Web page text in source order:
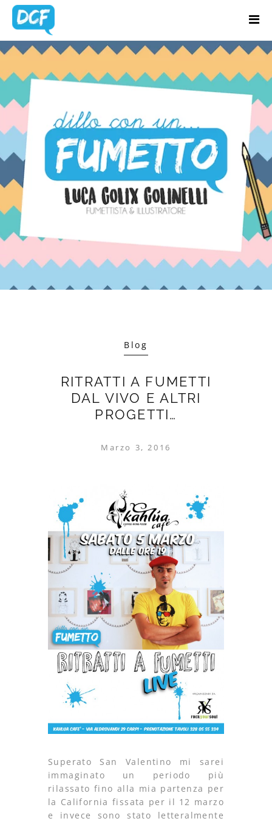
Home
Chi Sono
Regali Creativi
Lavora con me
Portfolio
Blog
Contatti
BLOG UPDATES
Latest news & updates
Blog
RITRATTI A FUMETTI
DAL VIVO E ALTRI
PROGETTI…
Marzo 3, 2016
Superato San Valentino mi sarei
immaginato un periodo più
rilassato fino alla mia partenza per
la California fissata per il 12 marzo
e invece sono stato letteralmente